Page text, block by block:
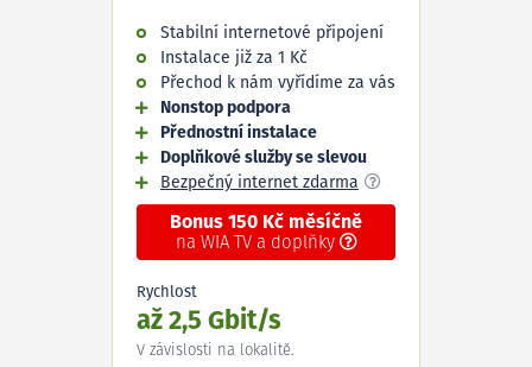
Stabilní internetové připojení
Instalace již za 1 Kč
Přechod k nám vyřídíme za vás
Nonstop podpora
Přednostní instalace
Doplňkové služby se slevou
Bezpečný internet zdarma
Bonus 150 Kč měsíčně
na WIA TV a doplňky
Rychlost
až 2,5 Gbit/s
V závislosti na lokalitě.